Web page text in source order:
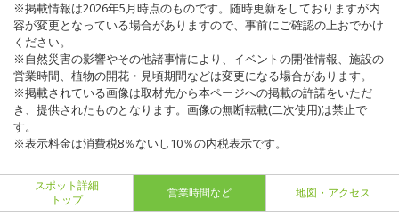
※掲載情報は2026年5月時点のものです。随時更新をしておりますが内
容が変更となっている場合がありますので、事前にご確認の上おでかけ
ください。
※自然災害の影響やその他諸事情により、イベントの開催情報、施設の
営業時間、植物の開花・見頃期間などは変更になる場合があります。
※掲載されている画像は取材先から本ページへの掲載の許諾をいただ
き、提供されたものとなります。画像の無断転載(二次使用)は禁止で
す。
※表示料金は消費税8％ないし10％の内税表示です。
スポット詳細
トップ
営業時間など 地図・アクセス